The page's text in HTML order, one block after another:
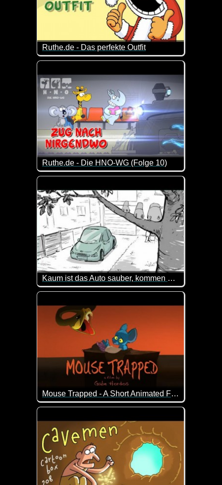
Ruthe.de - Das perfekte Outfit
Ordentliche Arbeitskleidung ist ein häufig
Ruthe.de - Die HNO-WG (Folge 10)
Die Jungs von der HNO-WG sind immer wieder für
Kaum ist das Auto sauber, kommen auch schon die Vögel...
Was für ein lustiges Video. Man erwartet nämlich
Mouse Trapped - A Short Animated Film
Ein lustiger Kurzfilm über eine Maus, die ihre